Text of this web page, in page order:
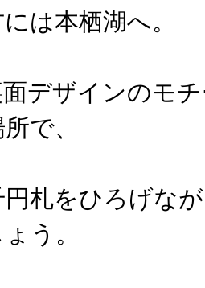
は本栖湖へ。
デザインのモ
で、
札をひろげな
う。